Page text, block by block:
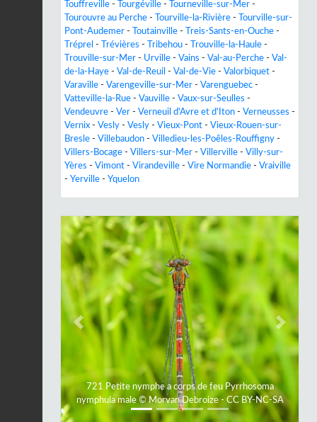
Touffreville - Tourgéville - Tourneville-sur-Mer -
Tourouvre au Perche - Tourville-la-Rivière -
Tourville-sur-
Pont-Audemer - Toutainville - Treis-Sants-en-Ouche -
Tréprel - Trévières - Tribehou - Trouville-la-Haule -
Trouville-sur-Mer - Urville - Vains - Val-au-Perche - Val-
de-la-Haye - Val-de-Reuil - Val-de-Vie - Valorbiquet -
Varaville - Varengeville-sur-Mer - Varenguebec -
Vatteville-la-Rue - Vauville - Vaux-sur-Seulles -
Vendeuvre - Ver - Verneuil d'Avre et d'Iton - Verneusses -
Vernix - Vesly - Vesly - Vieux-Pont - Vieux-Rouen-sur-
Bresle - Villebaudon - Villedieu-les-Poêles-Rouffigny -
Villers-Bocage - Villers-sur-Mer - Villerville - Villy-sur-
Yères - Vimont - Virandeville - Vire Normandie - Vraiville
- Yerville - Yquelon
721 Petite nymphe a corps de feu Pyrrhosoma
nymphula male © Morvan Debroize - CC BY-NC-SA
Previous Next